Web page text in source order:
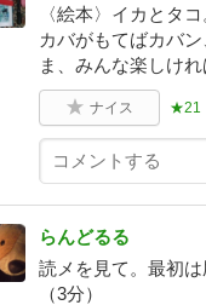
〈絵本〉イカとタ
カバがもてばカバ
ま、みんな楽しけれ
ナイス ★21
らんどるる
読メを見て。最初
（3分）